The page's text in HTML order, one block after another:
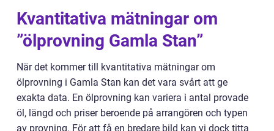
Kvantitativa mätningar om
”ölprovning Gamla Stan”
När det kommer till kvantitativa mätningar om
ölprovning i Gamla Stan kan det vara svårt att ge
exakta data. En ölprovning kan variera i antal provade
öl, längd och priser beroende på arrangören och typen
av provning. För att få en bredare bild kan vi dock titta